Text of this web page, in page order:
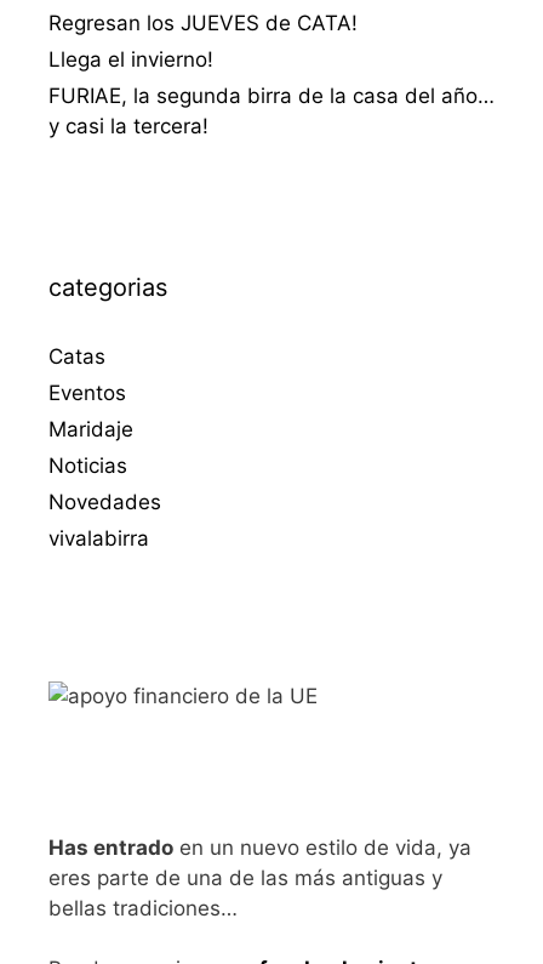
Regresan los JUEVES de CATA!
Llega el invierno!
FURIAE, la segunda birra de la casa del año…
y casi la tercera!
categorias
Catas
Eventos
Maridaje
Noticias
Novedades
vivalabirra
Has entrado en un nuevo estilo de vida, ya
eres parte de una de las más antiguas y
bellas tradiciones…